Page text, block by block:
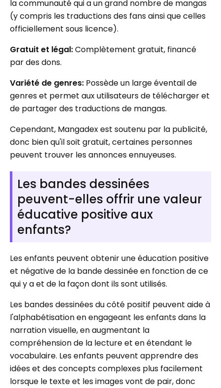
la communauté qui a un grand nombre de mangas
(y compris les traductions des fans ainsi que celles
officiellement sous licence).
Gratuit et légal:Complètement gratuit, financé
par des dons.
Variété de genres: Possède un large éventail de
genres et permet aux utilisateurs de télécharger et
de partager des traductions de mangas.
Cependant, Mangadex est soutenu par la publicité,
donc bien qu'il soit gratuit, certaines personnes
peuvent trouver les annonces ennuyeuses.
Les bandes dessinées
peuvent-elles offrir une valeur
éducative positive aux
enfants?
Les enfants peuvent obtenir une éducation positive
et négative de la bande dessinée en fonction de ce
qui y a et de la façon dont ils sont utilisés.
Les bandes dessinées du côté positif peuvent aide à
l'alphabétisation en engageant les enfants dans la
narration visuelle, en augmentant la
compréhension de la lecture et en étendant le
vocabulaire. Les enfants peuvent apprendre des
idées et des concepts complexes plus facilement
lorsque le texte et les images vont de pair, donc